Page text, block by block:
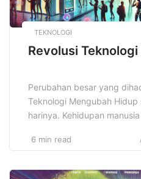
TEKNOLOGI
Revolusi
Perubahan besar yang
Teknologi Mengubah
harinya. Kehidupan
dengan cepat. Dampak
juga dalam cara
6 min read